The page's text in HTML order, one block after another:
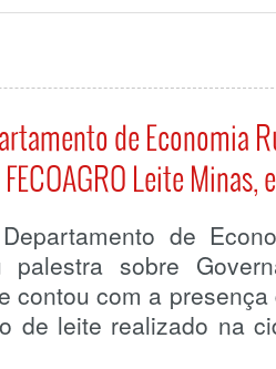
de Economia
Leite Minas,
de
palestra sobre
contou com a
de leite realizado na